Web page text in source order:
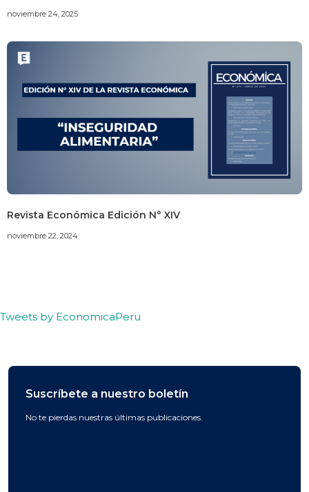
noviembre 24, 2025
Revista Económica Edición N° XIV
noviembre 22, 2024
Tweets by EconomicaPeru
Suscríbete a nuestro boletín
No te pierdas nuestras últimas publicaciones.